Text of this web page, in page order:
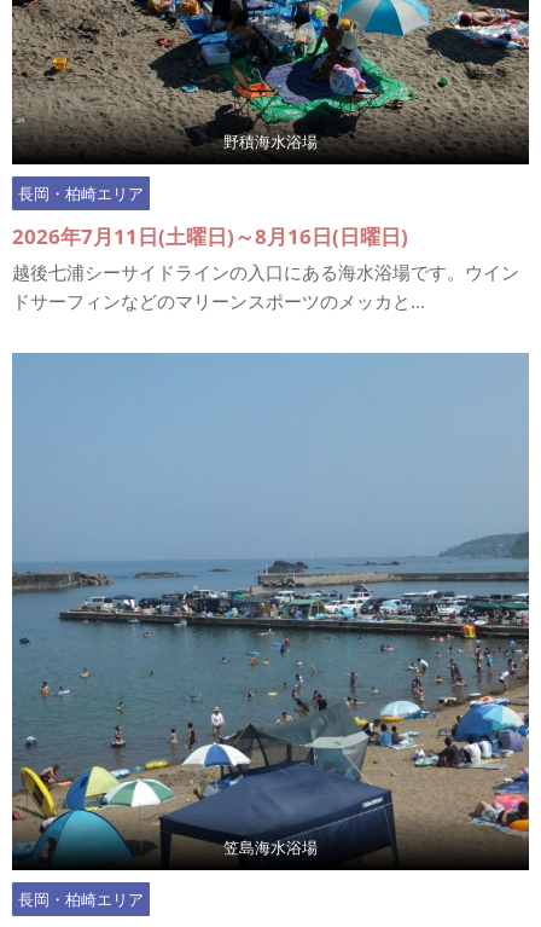
野積海水浴場
長岡・柏崎エリア
2026年7月11日(土曜日)～8月16日(日曜日)
越後七浦シーサイドラインの入口にある海水浴場です。ウイン
ドサーフィンなどのマリーンスポーツのメッカと...
笠島海水浴場
長岡・柏崎エリア